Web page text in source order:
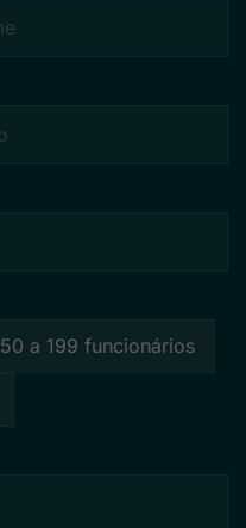
50 a 199 funcionários